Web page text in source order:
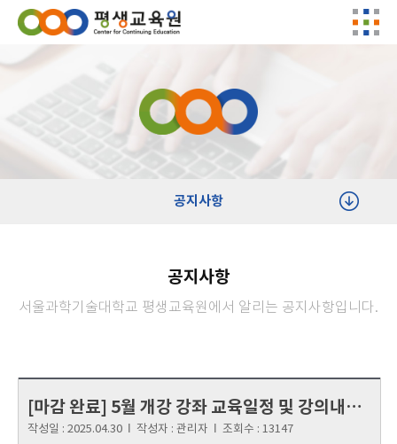
공지사항
공지사항
서울과학기술대학교 평생교육원에서 알리는 공지사항입니다.
[마감 완료] 5월 개강 강좌 교육일정 및 강의내용 안내
작성일 : 2025.04.30 Ι 작성자 : 관리자 Ι 조회수 : 13147